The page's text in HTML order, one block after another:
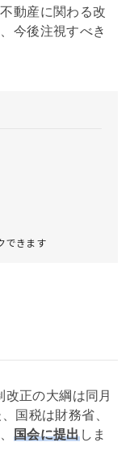
動産に関わる改
今後注視すべき
できます
正の大綱は同月
国税は財務省、
国会に提出しま